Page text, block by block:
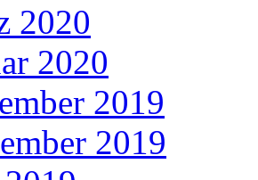
2020
2020
2019
2019